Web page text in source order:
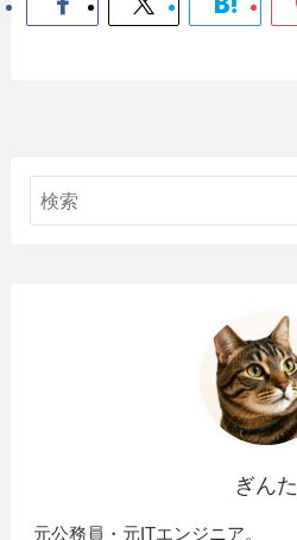
ぎんた
元公務員・元ITエンジニア。